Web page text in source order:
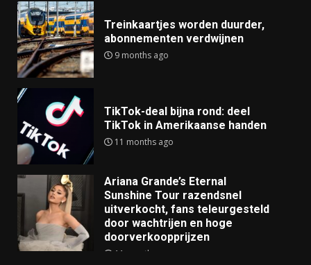
Treinkaartjes worden duurder,
abonnementen verdwijnen
9 months ago
TikTok-deal bijna rond: deel
TikTok in Amerikaanse handen
11 months ago
Ariana Grande’s Eternal
Sunshine Tour razendsnel
uitverkocht, fans teleurgesteld
door wachtrijen en hoge
doorverkoopprijzen
11 months ago